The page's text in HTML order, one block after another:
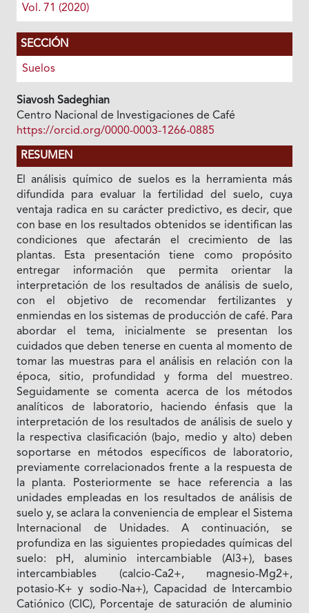
Vol. 71 (2020)
SECCIÓN
Suelos
Siavosh Sadeghian
Centro Nacional de Investigaciones de Café
https://orcid.org/0000-0003-1266-0885
RESUMEN
El análisis químico de suelos es la herramienta más
difundida para evaluar la fertilidad del suelo, cuya
ventaja radica en su carácter predictivo, es decir, que
con base en los resultados obtenidos se identifican las
condiciones que afectarán el crecimiento de las
plantas. Esta presentación tiene como propósito
entregar información que permita orientar la
interpretación de los resultados de análisis de suelo,
con el objetivo de recomendar fertilizantes y
enmiendas en los sistemas de producción de café. Para
abordar el tema, inicialmente se presentan los
cuidados que deben tenerse en cuenta al momento de
tomar las muestras para el análisis en relación con la
época, sitio, profundidad y forma del muestreo.
Seguidamente se comenta acerca de los métodos
analíticos de laboratorio, haciendo énfasis que la
interpretación de los resultados de análisis de suelo y
la respectiva clasificación (bajo, medio y alto) deben
soportarse en métodos específicos de laboratorio,
previamente correlacionados frente a la respuesta de
la planta. Posteriormente se hace referencia a las
unidades empleadas en los resultados de análisis de
suelo y, se aclara la conveniencia de emplear el Sistema
Internacional de Unidades. A continuación, se
profundiza en las siguientes propiedades químicas del
suelo: pH, aluminio intercambiable (Al3+), bases
intercambiables (calcio-Ca2+, magnesio-Mg2+,
potasio-K+ y sodio-Na+), Capacidad de Intercambio
Catiónico (CIC), Porcentaje de saturación de aluminio